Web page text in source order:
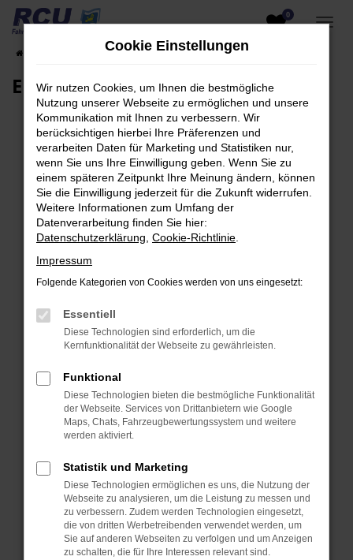
Zum
Hauptinhalt
springen
0
EU-Fahrzeuge am Lager Fahrzeugsuche
EU-Neuwagen für Händler
Fehler: Network Error
Beim Laden ist ein Fehler aufgetreten.
Hier sind ein paar Tipps, die dir helfen können:
Überprüfe deine Firewall und deine
Laden andere Webseiten, zum Beispiel deine
Suchmaschine?
Prüfe deine Browsererweiterungen.
Manche Erweiterungen, wie Werbeblocker,
können das Laden bestimmter Seiten
anderen Browser oder in einem privaten
Fenster?
Starte dein Gerät neu.
Das kann manchmal helfen, vorübergehende
Stelle sicher, dass dein Browser und dein
Betriebssystem auf dem neuesten Stand
sind.
Veraltete Software birgt nicht nur ein
Sicherheitsrisiko, sondern kann auch dazu
Cookie Einstellungen
Wir nutzen Cookies, um Ihnen die bestmögliche
Nutzung unserer Webseite zu ermöglichen und unsere
Kommunikation mit Ihnen zu verbessern. Wir
berücksichtigen hierbei Ihre Präferenzen und
verarbeiten Daten für Marketing und Statistiken nur,
wenn Sie uns Ihre Einwilligung geben. Wenn Sie zu
einem späteren Zeitpunkt Ihre Meinung ändern, können
Sie die Einwilligung jederzeit für die Zukunft widerrufen.
Weitere Informationen zum Umfang der
Datenverarbeitung finden Sie hier:
Datenschutzerklärung Cookie-Richtlinie
Impressum
Folgende Kategorien von Cookies werden von uns eingesetzt:
Essentiell
Diese Technologien sind erforderlich, um die
Kernfunktionalität der Webseite zu gewährleisten.
Funktional
Diese Technologien bieten die bestmögliche Funktionalität
der Webseite. Services von Drittanbietern wie Google
Maps, Chats, Fahrzeugbewertungssystem und weitere
werden aktiviert.
Statistik und Marketing
Diese Technologien ermöglichen es uns, die Nutzung der
Webseite zu analysieren, um die Leistung zu messen und
zu verbessern. Zudem werden Technologien eingesetzt,
die von dritten Werbetreibenden verwendet werden, um
Sie auf anderen Webseiten zu verfolgen und um Anzeigen
zu schalten, die für Ihre Interessen relevant sind.